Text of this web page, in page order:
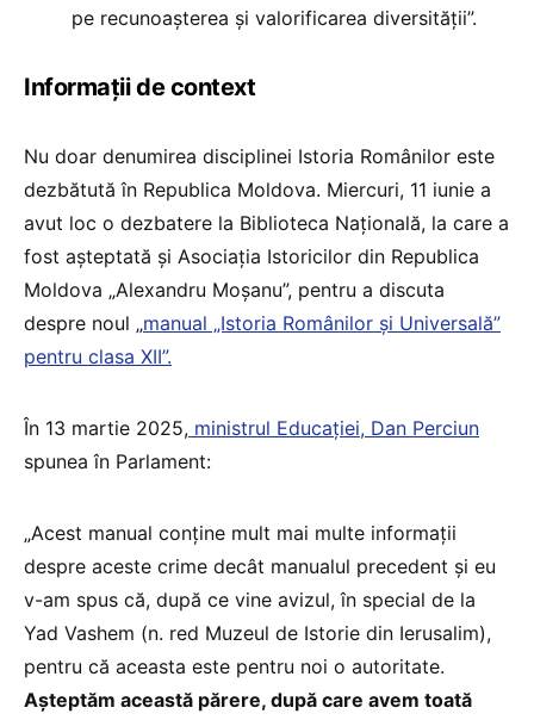
pe recunoașterea și valorificarea diversității”.
Informații de context
Nu doar denumirea disciplinei Istoria Românilor este
dezbătută în Republica Moldova. Miercuri, 11 iunie a
avut loc o dezbatere la Biblioteca Națională, la care a
fost așteptată și Asociația Istoricilor din Republica
Moldova „Alexandru Moșanu”, pentru a discuta
despre noul „manual „Istoria Românilor și Universală”
pentru clasa XII”.
În 13 martie 2025, ministrul Educației, Dan Perciun
spunea în Parlament:
„Acest manual conține mult mai multe informații
despre aceste crime decât manualul precedent și eu
v-am spus că, după ce vine avizul, în special de la
Yad Vashem (n. red Muzeul de Istorie din Ierusalim),
pentru că aceasta este pentru noi o autoritate.
Așteptăm această părere, după care avem toată